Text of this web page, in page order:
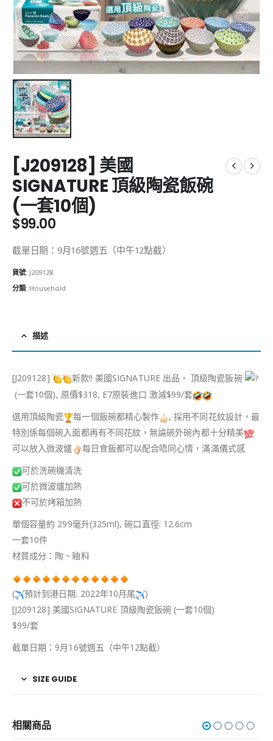
[J209128] 美國
SIGNATURE 頂級陶瓷飯碗
(一套10個)
$99.00
截單日期：9月16號週五（中午12點截）
貨號: J209128
分類: Household
描述
[J209128]
新款!! 美國SIGNATURE 出品， 頂級陶瓷飯碗
(一套10個), 原價$318, E7原裝進口 激減$99/套
選用頂級陶瓷
每一個飯碗都精心製作
, 採用不同花紋設計，最
特別係每個碗入面都再有不同花紋，無論碗外碗內都十分精美
可以放入微波爐
每日食飯都可以配合唔同心情，滿滿儀式感
可於洗碗機清洗
可於微波爐加熱
不可於烤箱加熱
單個容量約 299毫升(325ml), 碗口直徑: 12.6cm
一套10件
材質成分：陶、釉料
( 預計到港日期: 2022年10月尾
)
[J209128] 美國SIGNATURE 頂級陶瓷飯碗 (一套10個)
$99/套
截單日期：9月16號週五（中午12點截）
SIZE GUIDE
相關商品